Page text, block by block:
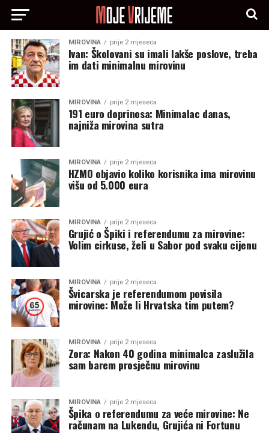
MIROVINA prije 2 mjeseca
Ivan: Školovani su imali lakše poslove, treba
im dati minimalnu mirovinu
MIROVINA prije 2 mjeseca
191 euro doprinosa: Minimalac danas,
najniža mirovina sutra
MIROVINA prije 2 mjeseca
HZMO objavio koliko korisnika ima mirovinu
višu od 5.000 eura
MIROVINA prije 2 mjeseca
Grujić o Špiki i referendumu za mirovine:
Volim cirkuse, želi u Sabor pod svaku cijenu
MIROVINA prije 2 mjeseca
Švicarska je referendumom povisila
mirovine: Može li Hrvatska tim putem?
MIROVINA prije 2 mjeseca
Zora: Nakon 40 godina minimalca zaslužila
sam barem prosječnu mirovinu
MIROVINA prije 2 mjeseca
Špika o referendumu za veće mirovine: Ne
računam na Lukendu, Grujića ni Fortunu